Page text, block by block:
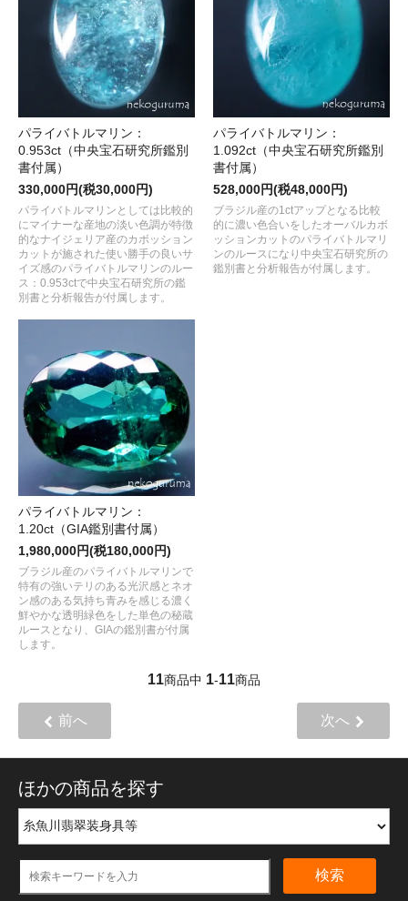
パライバトルマリン：
0.953ct（中央宝石研究所鑑別
書付属）
330,000円(税30,000円)
パライバトルマリンとしては比較的
にマイナーな産地の淡い色調が特徴
的なナイジェリア産のカボッション
カットが施された使い勝手の良いサ
イズ感のパライバトルマリンのルー
ス：0.953ctで中央宝石研究所の鑑
別書と分析報告が付属します。
パライバトルマリン：
1.092ct（中央宝石研究所鑑別
書付属）
528,000円(税48,000円)
ブラジル産の1ctアップとなる比較
的に濃い色合いをしたオーバルカボ
ッションカットのパライバトルマリ
ンのルースになり中央宝石研究所の
鑑別書と分析報告が付属します。
パライバトルマリン：
1.20ct（GIA鑑別書付属）
1,980,000円(税180,000円)
ブラジル産のパライバトルマリンで
特有の強いテリのある光沢感とネオ
ン感のある気持ち青みを感じる濃く
鮮やかな透明緑色をした単色の秘蔵
ルースとなり、GIAの鑑別書が付属
します。
11商品中 1-11商品
前へ 次へ
ほかの商品を探す
検索